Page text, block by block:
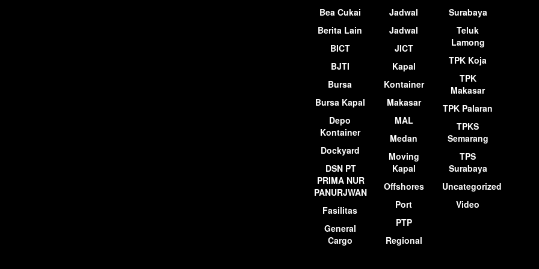
Bea Cukai
Berita Lain
BICT
BJTI
Bursa
Bursa Kapal
Depo
Kontainer
Dockyard
DSN PT
PRIMA NUR
PANURJWAN
Fasilitas
General
Cargo
Jadwal
Jadwal
JICT
Kapal
Kontainer
Makasar
MAL
Medan
Moving
Kapal
Offshores
Port
PTP
Regional
Surabaya
Teluk
Lamong
TPK Koja
TPK
Makasar
TPK Palaran
TPKS
Semarang
TPS
Surabaya
Uncategorized
Video